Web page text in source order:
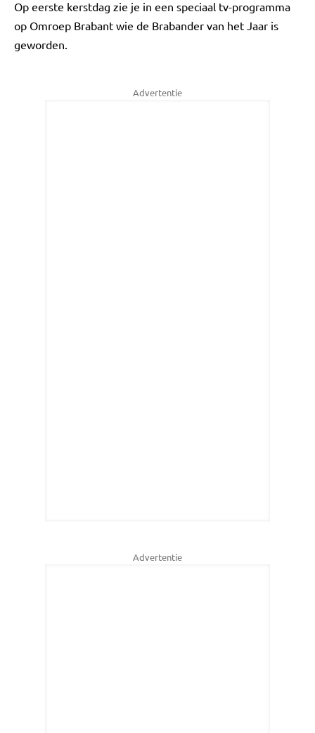
Op eerste kerstdag zie je in een speciaal tv-programma
op Omroep Brabant wie de Brabander van het Jaar is
geworden.
Advertentie
Advertentie